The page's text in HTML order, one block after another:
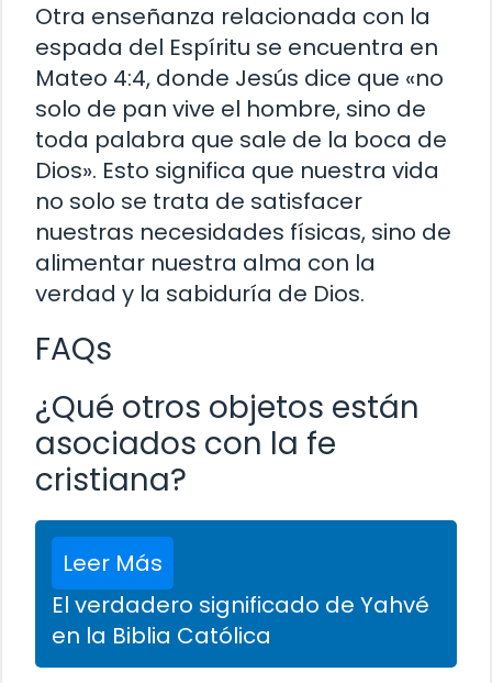
Otra enseñanza relacionada con la
espada del Espíritu se encuentra en
Mateo 4:4, donde Jesús dice que «no
solo de pan vive el hombre, sino de
toda palabra que sale de la boca de
Dios». Esto significa que nuestra vida
no solo se trata de satisfacer
nuestras necesidades físicas, sino de
alimentar nuestra alma con la
verdad y la sabiduría de Dios.
FAQs
¿Qué otros objetos están
asociados con la fe
cristiana?
Leer Más
El verdadero significado de Yahvé
en la Biblia Católica